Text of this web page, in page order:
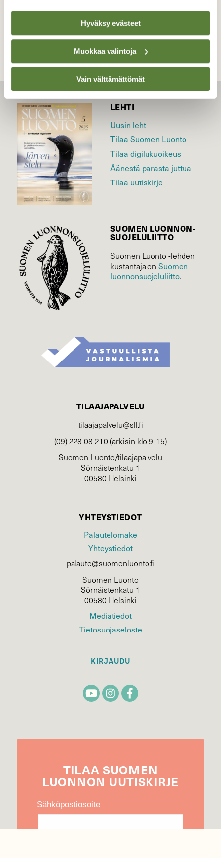
Hyväksy evästeet
Muokkaa valintoja
Vain välttämättömät
TAKAISIN LISTAAN
LEHTI
Uusin lehti
Tilaa Suomen Luonto
Tilaa digilukuoikeus
Äänestä parasta juttua
Tilaa uutiskirje
SUOMEN LUONNON­
SUOJELU­LIITTO
Suomen Luonto -lehden
kustantaja onSuomen
luonnonsuojelu­liitto.
TILAAJAPALVELU
tilaajapalvelu@sll.fi
(09) 228 08 210 (arkisin klo 9-15)
Suomen Luonto/tilaajapalvelu
Sörnäistenkatu 1
00580 Helsinki
YHTEYSTIEDOT
Palautelomake
Yhteystiedot
palaute@suomenluonto.fi
Suomen Luonto
Sörnäistenkatu 1
00580 Helsinki
Mediatiedot
Tietosuojaseloste
KIRJAUDU
TILAA SUOMEN
LUONNON UUTIS­KIRJE
Sähköpostiosoite